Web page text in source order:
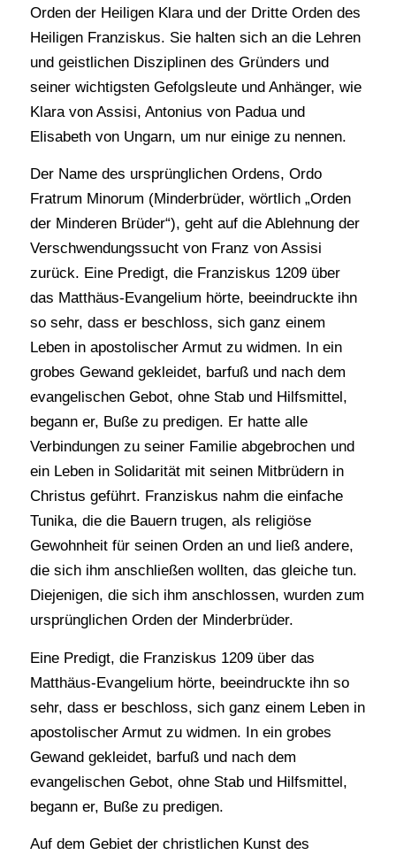
Orden der Heiligen Klara und der Dritte Orden des
Heiligen Franziskus. Sie halten sich an die Lehren
und geistlichen Disziplinen des Gründers und
seiner wichtigsten Gefolgsleute und Anhänger, wie
Klara von Assisi, Antonius von Padua und
Elisabeth von Ungarn, um nur einige zu nennen.
Der Name des ursprünglichen Ordens, Ordo
Fratrum Minorum (Minderbrüder, wörtlich „Orden
der Minderen Brüder“), geht auf die Ablehnung der
Verschwendungssucht von Franz von Assisi
zurück. Eine Predigt, die Franziskus 1209 über
das Matthäus-Evangelium hörte, beeindruckte ihn
so sehr, dass er beschloss, sich ganz einem
Leben in apostolischer Armut zu widmen. In ein
grobes Gewand gekleidet, barfuß und nach dem
evangelischen Gebot, ohne Stab und Hilfsmittel,
begann er, Buße zu predigen. Er hatte alle
Verbindungen zu seiner Familie abgebrochen und
ein Leben in Solidarität mit seinen Mitbrüdern in
Christus geführt. Franziskus nahm die einfache
Tunika, die die Bauern trugen, als religiöse
Gewohnheit für seinen Orden an und ließ andere,
die sich ihm anschließen wollten, das gleiche tun.
Diejenigen, die sich ihm anschlossen, wurden zum
ursprünglichen Orden der Minderbrüder.
Eine Predigt, die Franziskus 1209 über das
Matthäus-Evangelium hörte, beeindruckte ihn so
sehr, dass er beschloss, sich ganz einem Leben in
apostolischer Armut zu widmen. In ein grobes
Gewand gekleidet, barfuß und nach dem
evangelischen Gebot, ohne Stab und Hilfsmittel,
begann er, Buße zu predigen.
Auf dem Gebiet der christlichen Kunst des